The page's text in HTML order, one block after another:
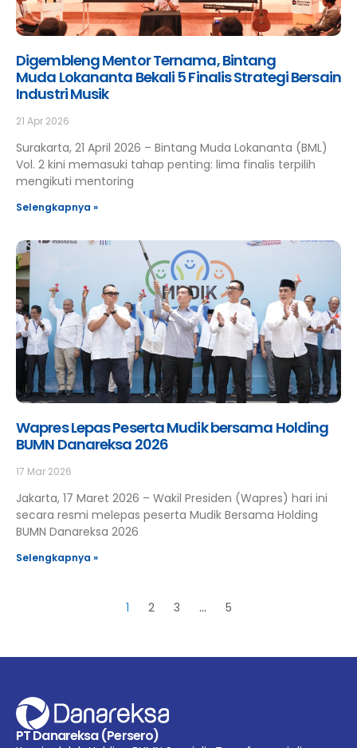
Digembleng Mentor Ternama, Bintang
Muda Lokananta Bekali 5 Finalis Strategi Bersaing
Industri Musik
21 Apr 2026
Surakarta, 21 April 2026 – Bintang Muda Lokananta (BML)
Vol. 2 kini memasuki tahap penting: lima finalis terpilih
mengikuti mentoring
Selengkapnya »
Wapres Lepas Peserta Mudik bersama Holding
BUMN Danareksa 2026
17 Mar 2026
Jakarta, 17 Maret 2026 – Wakil Presiden (Wapres) hari ini
secara resmi melepas peserta Mudik Bersama Holding
BUMN Danareksa 2026
Selengkapnya »
1 2 3 … 5
PT Danareksa (Persero)